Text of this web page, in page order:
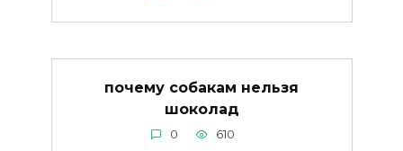
почему собакам нельзя
шоколад
0 610